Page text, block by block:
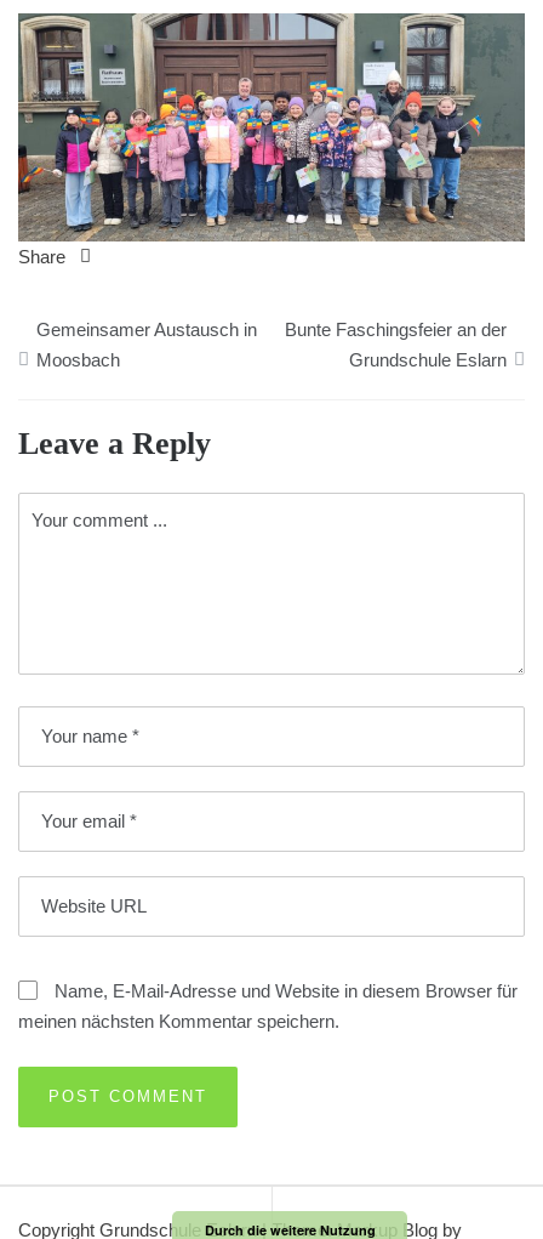
Share
Gemeinsamer Austausch in
Moosbach
Bunte Faschingsfeier an der
Grundschule Eslarn
Leave a Reply
Name, E-Mail-Adresse und Website in diesem Browser für
meinen nächsten Kommentar speichern.
Copyright Grundschule Eslarn|Theme: Markup Blog by
Durch die weitere Nutzung